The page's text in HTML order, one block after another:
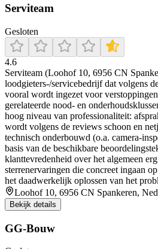
Serviteam
Gesloten
4.6
Serviteam (Loohof 10, 6956 CN
loodgieters-/servicebedrijf dat volgens
vooral wordt ingezet voor
gerelateerde nood- en
hoog niveau van professionaliteit:
wordt volgens de reviews schoon en
technisch onderbouwd (o.a. camera-
basis van de beschikbare
klanttevredenheid over het algemeen
sterrenervaringen die concreet ingaan
het daadwerkelijk oplossen van het
Loohof 10, 6956 CN Spankeren,
Bekijk details
GG-Bouw